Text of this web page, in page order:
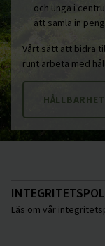
och unga i
att samla in
Vårt sätt att bidra
runt arbeta med
HÅLLBARHET
Läs om vår